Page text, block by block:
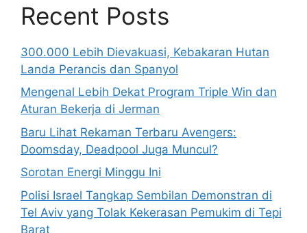
Recent Posts
300.000 Lebih Dievakuasi, Kebakaran Hutan
Landa Perancis dan Spanyol
Mengenal Lebih Dekat Program Triple Win dan
Aturan Bekerja di Jerman
Baru Lihat Rekaman Terbaru Avengers:
Doomsday, Deadpool Juga Muncul?
Sorotan Energi Minggu Ini
Polisi Israel Tangkap Sembilan Demonstran di
Tel Aviv yang Tolak Kekerasan Pemukim di Tepi
Barat